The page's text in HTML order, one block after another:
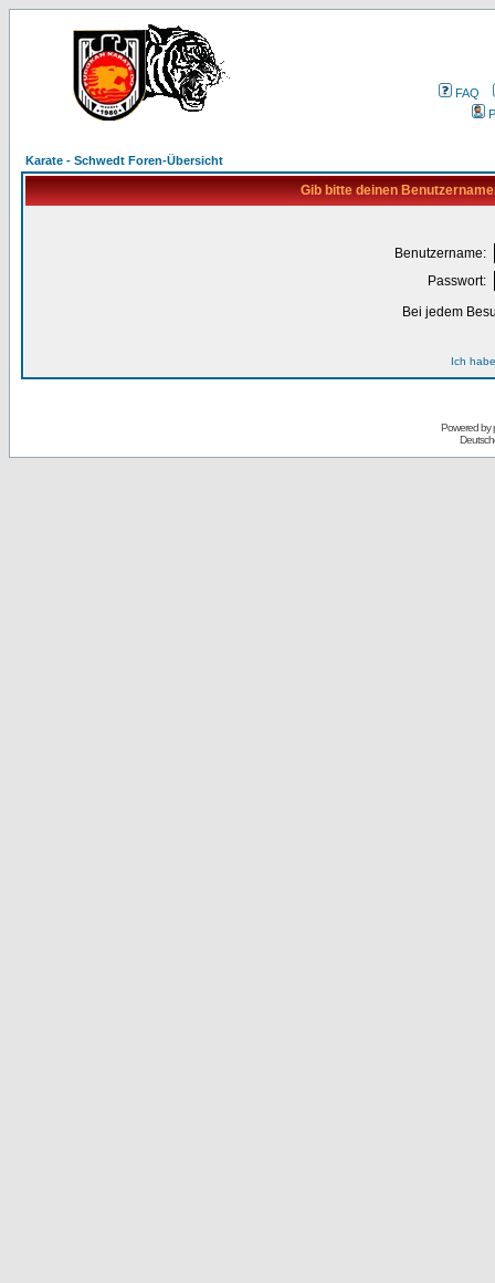
FAQ
Karate - Schwedt Foren-Übersicht
Gib bitte deinen
Benutzername:
Passwort:
Bei jedem
Ich
Powered by